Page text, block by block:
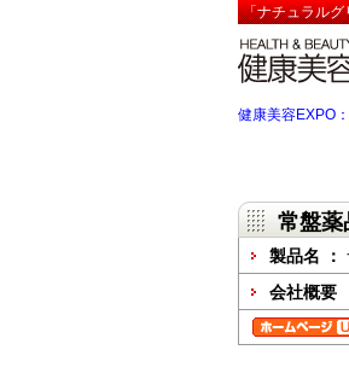
「ナチュラルグ
健康美容EXPO
常盤薬
製品名 ：
会社概要